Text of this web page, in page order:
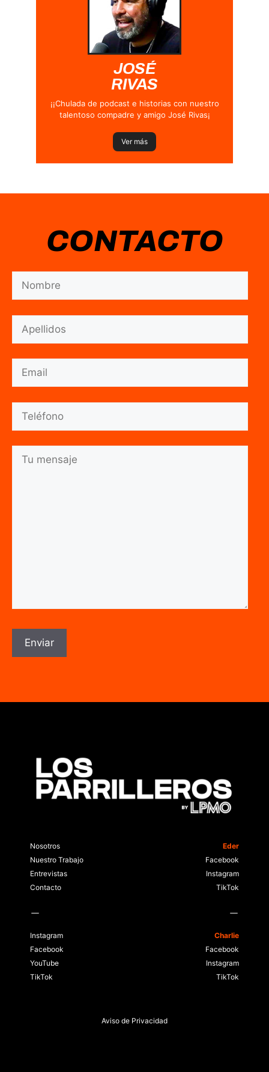
JOSÉ
RIVAS
¡¡Chulada de podcast e historias con nuestro
talentoso compadre y amigo José Rivas¡
Ver más
CONTACTO
Nosotros
Nuestro Trabajo
Entrevistas
Contacto
Instagram
Facebook
YouTube
TikTok
Eder
Facebook
Instagram
TikTok
Charlie
Facebook
Instagram
TikTok
Aviso de Privacidad